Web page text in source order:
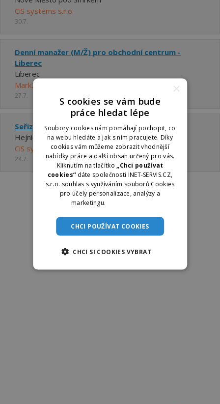
CiS systems s.r.o.
30.7.
Denní manažer (M/Ž) pro obchodní centrum -
Liberec
Liberec
Mark2 Corporation Czech a.s.
27.7.
Seřizovač elektrické kontroly
Hejnice
CiS systems s.r.o.
24.7.
×
S cookies se vám bude
práce hledat lépe
Soubory cookies nám pomáhají pochopit, co
na webu hledáte a jak s ním pracujete. Díky
cookies vám můžeme zobrazit vhodnější
nabídky práce a další obsah určený pro vás.
Kliknutím na tlačítko
„Chci používat
cookies“ dáte společnosti INET-SERVIS.CZ,
s.r.o. souhlas s využíváním souborů Cookies
pro účely personalizace, analýzy a
marketingu.
CHCI POUŽÍVAT COOKIES
CHCI SI COOKIES VYBRAT